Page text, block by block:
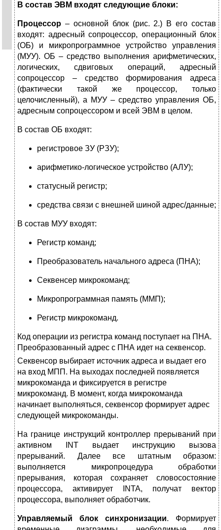
В состав ЭВМ входят следующие блоки:
Процессор – основной блок (рис. 2.) В его состав
входят: адресный сопроцессор, операционный блок
(ОБ) и микропрограммное устройство управления
(МУУ). ОБ – средство выполнения арифметических,
логических, сдвиговых операций, адресный
сопроцессор – средство формирования адреса
(фактически такой же процессор, только
целочисленный), а МУУ – средство управления ОБ,
адресным сопроцессором и всей ЭВМ в целом.
В состав ОБ входят:
регистровое ЗУ (РЗУ);
арифметико-логическое устройство (АЛУ);
статусный регистр;
средства связи с внешней шиной адрес/данные;
В состав МУУ входят:
Регистр команд;
Преобразователь начального адреса (ПНА);
Секвенсер микрокоманд;
Микропрограммная память (ММП);
Регистр микрокоманд.
Код операции из регистра команд поступает на ПНА.
Преобразованный адрес с ПНА идет на секвенсор.
Секвенсор выбирает источник адреса и выдает его
на вход МПП. На выходах последней появляется
микрокоманда и фиксируется в регистре
микрокоманд. В момент, когда микрокоманда
начинает выполняться, секвенсор формирует адрес
следующей микрокоманды.
На границе инструкций контроллер прерываний при
активном INT выдает инструкцию вызова
прерываний. Далее все штатным образом:
выполняется микропроцедура обработки
прерывания, которая сохраняет словосостояние
процессора, активирует INTA, получат вектор
процессора, выполняет обработчик.
Управляемый блок синхронизации. Формирует